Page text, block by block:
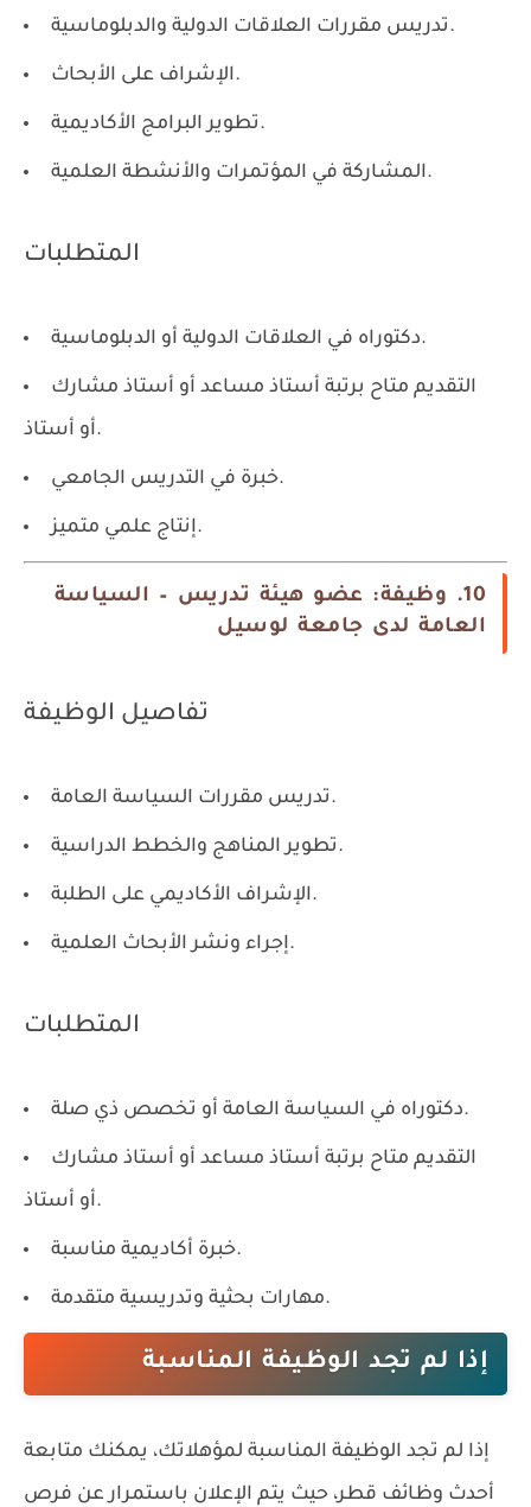
تدريس مقررات العلاقات الدولية والدبلوماسية.
الإشراف على الأبحاث.
تطوير البرامج الأكاديمية.
المشاركة في المؤتمرات والأنشطة العلمية.
المتطلبات
دكتوراه في العلاقات الدولية أو الدبلوماسية.
التقديم متاح برتبة أستاذ مساعد أو أستاذ مشارك
أو أستاذ.
خبرة في التدريس الجامعي.
إنتاج علمي متميز.
10. وظيفة: عضو هيئة تدريس – السياسة
العامة لدى جامعة لوسيل
تفاصيل الوظيفة
تدريس مقررات السياسة العامة.
تطوير المناهج والخطط الدراسية.
الإشراف الأكاديمي على الطلبة.
إجراء ونشر الأبحاث العلمية.
المتطلبات
دكتوراه في السياسة العامة أو تخصص ذي صلة.
التقديم متاح برتبة أستاذ مساعد أو أستاذ مشارك
أو أستاذ.
خبرة أكاديمية مناسبة.
مهارات بحثية وتدريسية متقدمة.
إذا لم تجد الوظيفة المناسبة
إذا لم تجد الوظيفة المناسبة لمؤهلاتك، يمكنك متابعة
أحدث وظائف قطر، حيث يتم الإعلان باستمرار عن فرص